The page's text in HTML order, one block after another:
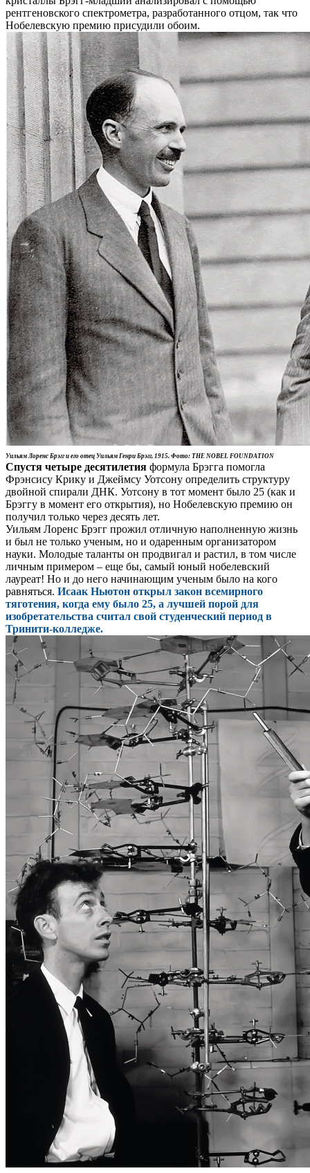
рентгеновского спектрометра, разработанного отцом, так что
Нобелевскую премию присудили обоим.
Уильям Лоренс Брэгг и его отец Уильям Генри Брэгг, 1915. Фото: THE NOBEL FOUNDATION
Спустя четыре десятилетия формула Брэгга помогла
Фрэнсису Крику и Джеймсу Уотсону определить структуру
двойной спирали ДНК. Уотсону в тот момент было 25 (как и
Брэггу в момент его открытия), но Нобелевскую премию он
получил только через десять лет.
Уильям Лоренс Брэгг прожил отличную наполненную жизнь
и был не только ученым, но и одаренным организатором
науки. Молодые таланты он продвигал и растил, в том числе
личным примером – еще бы, самый юный нобелевский
лауреат! Но и до него начинающим ученым было на кого
равняться. Исаак Ньютон открыл закон всемирного
тяготения, когда ему было 25, а лучшей порой для
изобретательства считал свой студенческий период в
Тринити-колледже.